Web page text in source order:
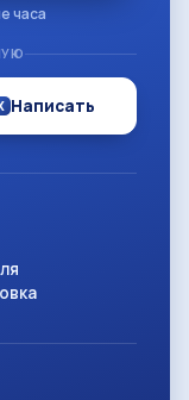
часа
Написать